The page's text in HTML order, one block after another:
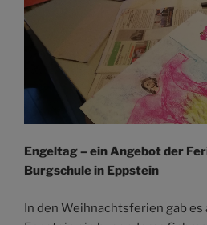
Engeltag – ein Angebot der
Burgschule in Eppstein
In den Weihnachtsferien gab es